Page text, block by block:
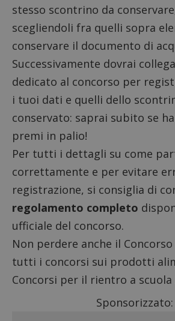
stesso scontrino da
scegliendoli fra quelli sopra
conservare il documento di
Successivamente dovrai
dedicato al concorso per
i tuoi dati e quelli dello
conservato: saprai subito se
premi in palio!
Per tutti i dettagli su come
correttamente e per evitare
registrazione, si consiglia di
regolamento completo
ufficiale del concorso.
Non perdere anche il
tutti i concorsi sui prodotti
Concorsi per il rientro a scuola
Sponsorizzato: